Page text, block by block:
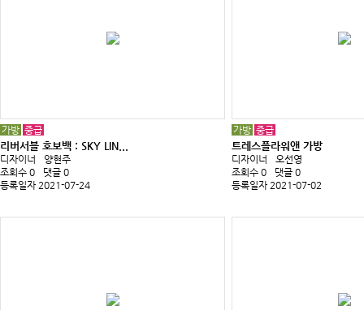
가방 중급
리버서블 호보백 : SKY LIN...
디자이너
양현주
조회수 0
댓글 0
등록일자 2021-07-24
가방 중급
트레스플라워앤 가방
디자이너
오선영
조회수 0
댓글 0
등록일자 2021-07-02